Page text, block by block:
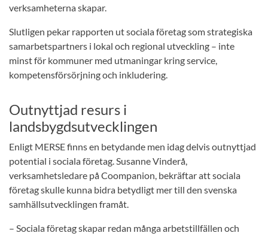
verksamheterna skapar.
Slutligen pekar rapporten ut sociala företag som strategiska
samarbetspartners i lokal och regional utveckling – inte
minst för kommuner med utmaningar kring service,
kompetensförsörjning och inkludering.
Outnyttjad resurs i
landsbygdsutvecklingen
Enligt MERSE finns en betydande men idag delvis outnyttjad
potential i sociala företag. Susanne Vinderå,
verksamhetsledare på Coompanion, bekräftar att sociala
företag skulle kunna bidra betydligt mer till den svenska
samhällsutvecklingen framåt.
– Sociala företag skapar redan många arbetstillfällen och